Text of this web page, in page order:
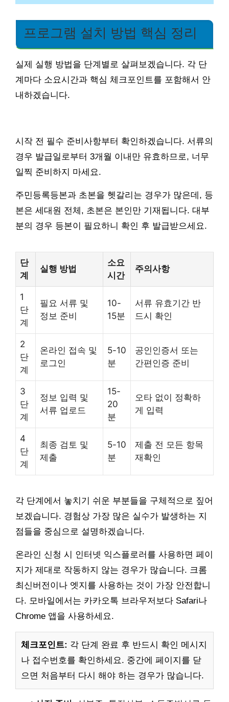
프로그램 설치 방법 핵심 정리
실제 실행 방법을 단계별로 살펴보겠습니다. 각 단
계마다 소요시간과 핵심 체크포인트를 포함해서 안
내하겠습니다.
시작 전 필수 준비사항부터 확인하겠습니다. 서류의
경우 발급일로부터 3개월 이내만 유효하므로, 너무
일찍 준비하지 마세요.
주민등록등본과 초본을 헷갈리는 경우가 많은데, 등
본은 세대원 전체, 초본은 본인만 기재됩니다. 대부
분의 경우 등본이 필요하니 확인 후 발급받으세요.
단
계
실행 방법
소요
시간
주의사항
1
단
계
필요 서류 및
정보 준비
10-
15분
서류 유효기간 반
드시 확인
2
단
계
온라인 접속 및
로그인
5-10
분
공인인증서 또는
간편인증 준비
3
단
계
정보 입력 및
서류 업로드
15-
20
분
오타 없이 정확하
게 입력
4
단
계
최종 검토 및
제출
5-10
분
제출 전 모든 항목
재확인
각 단계에서 놓치기 쉬운 부분들을 구체적으로 짚어
보겠습니다. 경험상 가장 많은 실수가 발생하는 지
점들을 중심으로 설명하겠습니다.
온라인 신청 시 인터넷 익스플로러를 사용하면 페이
지가 제대로 작동하지 않는 경우가 많습니다. 크롬
최신버전이나 엣지를 사용하는 것이 가장 안전합니
다. 모바일에서는 카카오톡 브라우저보다 Safari나
Chrome 앱을 사용하세요.
체크포인트: 각 단계 완료 후 반드시 확인 메시지
나 접수번호를 확인하세요. 중간에 페이지를 닫
으면 처음부터 다시 해야 하는 경우가 많습니다.